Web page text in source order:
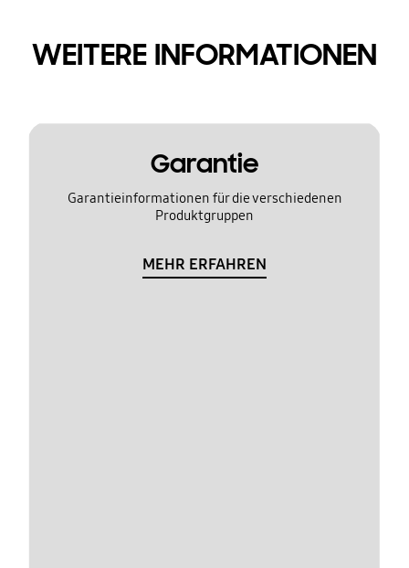
WEITERE INFORMATIONEN
Garantie
Garantieinformationen für die verschiedenen
Produktgruppen
MEHR ERFAHREN